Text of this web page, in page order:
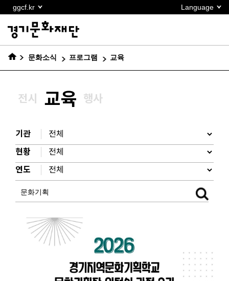
바로가기
ggcf.kr Language
문화소식 프로그램 교육
전시 교육 행사
기관
현황
연도